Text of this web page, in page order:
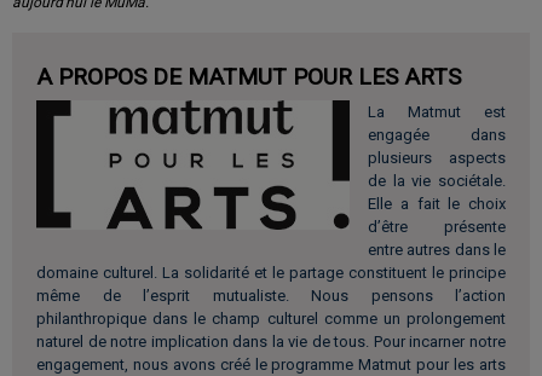
A PROPOS DE MATMUT POUR LES ARTS
La Matmut est
engagée dans
plusieurs aspects
de la vie sociétale.
Elle a fait le choix
d’être présente
entre autres dans le
domaine culturel. La solidarité et le partage constituent le principe
même de l’esprit mutualiste. Nous pensons l’action
philanthropique dans le champ culturel comme un prolongement
naturel de notre implication dans la vie de tous. Pour incarner notre
engagement, nous avons créé le programme Matmut pour les arts